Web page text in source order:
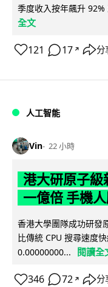
季度收入按年飆升
全文
121 17 ↗ 分
人工智能
Vin 22 小時
港大研原子級
一億倍 手機
香港大學團隊成功研發
比傳統 CPU 搜尋速度
0.00000000...
閱讀全
346 72 ↗ 分